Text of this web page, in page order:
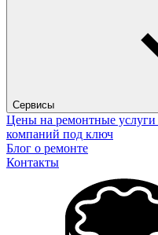
Сервисы
Цены на ремонтные услуги
компаний под ключ
Блог о ремонте
Контакты